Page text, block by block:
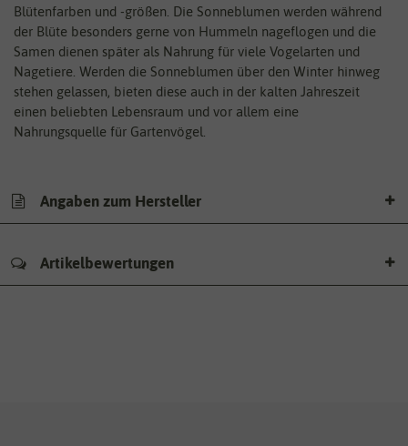
Blütenfarben und -größen. Die Sonneblumen werden während
der Blüte besonders gerne von Hummeln nageflogen und die
Samen dienen später als Nahrung für viele Vogelarten und
Nagetiere. Werden die Sonneblumen über den Winter hinweg
stehen gelassen, bieten diese auch in der kalten Jahreszeit
einen beliebten Lebensraum und vor allem eine
Nahrungsquelle für Gartenvögel.
Angaben zum Hersteller
Artikelbewertungen